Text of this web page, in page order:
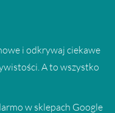
i odkrywaj ciekawe
A to wszystko
w sklepach Google